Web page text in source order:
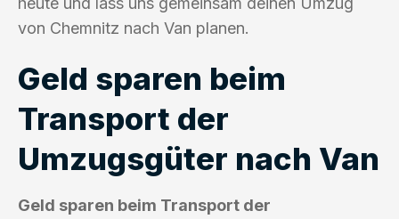
von Chemnitz nach Van planen.
Geld sparen beim
Transport der
Umzugsgüter nach Van
Geld sparen beim Transport der